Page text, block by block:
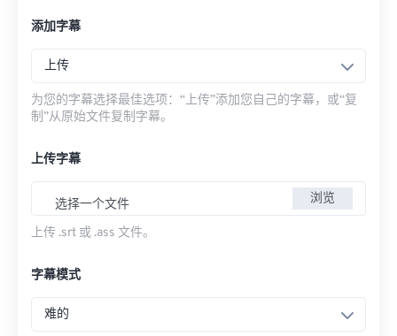
添加字幕
上传
为您的字幕选择最佳选项：“上传”添加您自己的字幕，或“复
制”从原始文件复制字幕。
上传字幕
选择一个文件 浏览
上传 .srt 或 .ass 文件。
字幕模式
难的